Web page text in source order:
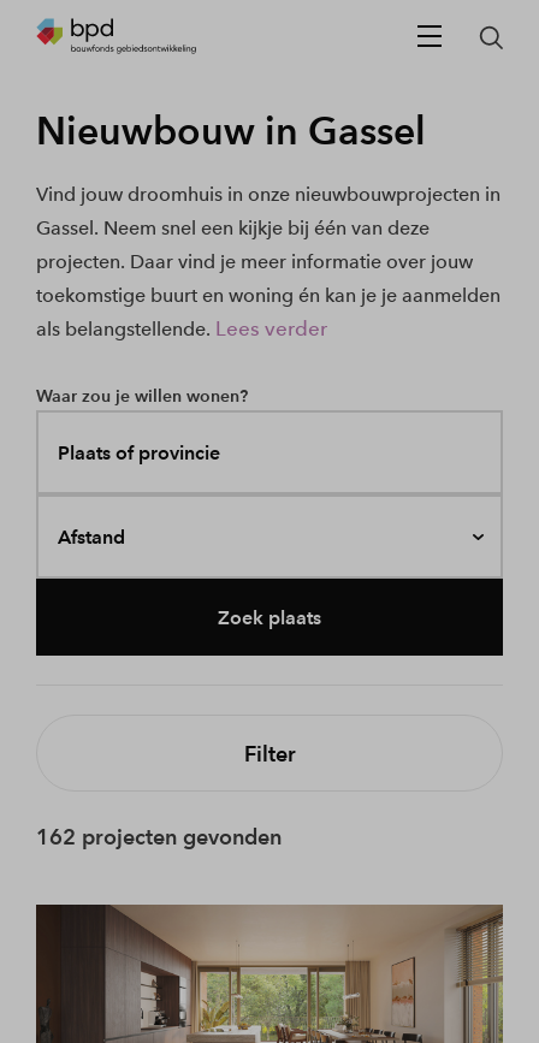
Nieuwbouw in Gassel
Vind jouw droomhuis in onze nieuwbouwprojecten in
Gassel. Neem snel een kijkje bij één van deze
projecten. Daar vind je meer informatie over jouw
toekomstige buurt en woning én kan je je aanmelden
als belangstellende. Lees verder
Waar zou je willen wonen?
Plaats of provincie
Afstand
Zoek plaats
Filter
162 projecten gevonden